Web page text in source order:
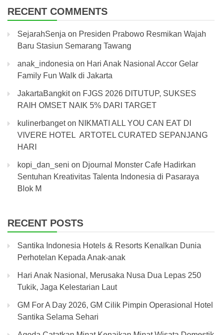
RECENT COMMENTS
SejarahSenja on Presiden Prabowo Resmikan Wajah
Baru Stasiun Semarang Tawang
anak_indonesia on Hari Anak Nasional Accor Gelar
Family Fun Walk di Jakarta
JakartaBangkiton FJGS 2026 DITUTUP, SUKSES
RAIH OMSET NAIK 5% DARI TARGET
kulinerbangeton NIKMATI ALL YOU CAN EAT DI
VIVERE HOTEL ARTOTEL CURATED SEPANJANG
HARI
kopi_dan_seni on Djournal Monster Cafe Hadirkan
Sentuhan Kreativitas Talenta Indonesia di Pasaraya
Blok M
RECENT POSTS
Santika Indonesia Hotels & Resorts Kenalkan Dunia
Perhotelan Kepada Anak-anak
Hari Anak Nasional, Merusaka Nusa Dua Lepas 250
Tukik, Jaga Kelestarian Laut
GM For A Day 2026, GM Cilik Pimpin Operasional Hotel
Santika Selama Sehari